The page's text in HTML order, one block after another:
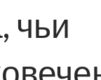
чьи